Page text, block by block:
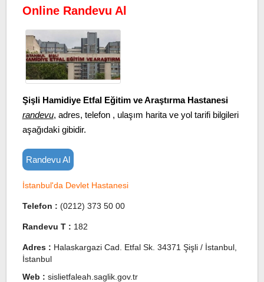
Online Randevu Al
Şişli Hamidiye Etfal Eğitim ve Araştırma Hastanesi
randevu, adres, telefon , ulaşım harita ve yol tarifi bilgileri
aşağıdaki gibidir.
Randevu Al
İstanbul'da Devlet Hastanesi
Telefon : (0212) 373 50 00
Randevu T : 182
Adres : Halaskargazi Cad. Etfal Sk. 34371 Şişli / İstanbul,
İstanbul
Web : sislietfaleah.saglik.gov.tr